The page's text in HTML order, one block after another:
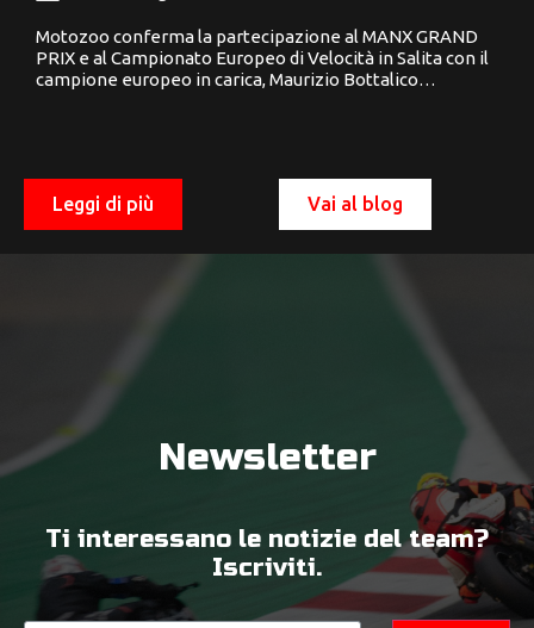
Motozoo conferma la partecipazione al MANX GRAND
PRIX e al Campionato Europeo di Velocità in Salita con il
campione europeo in carica, Maurizio Bottalico…
Leggi di più Vai al blog
Newsletter
Ti interessano le notizie del team?
Iscriviti.